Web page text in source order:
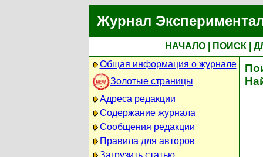
Журнал
НАЧАЛО ПОИСК
Общая информация о журнале
Золотые страницы
Адреса редакции
Содержание журнала
Сообщения редакции
Правила для авторов
Загрузить статью